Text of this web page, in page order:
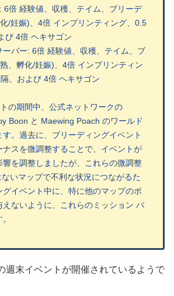
6倍 経験値、収穫、テイム、ブリーデ
/妊娠)、4倍 インプリンティング、0.5
び 4倍 ヘキサゴン
ーバー: 6倍 経験値、収穫、テイム、ブ
、孵化/妊娠)、4倍 インプリンティン
、および 4倍 ヘキサゴン
の期間中、公式ネットワークの
Boon と Maewing Poach のワールド
。過去に、ブリーディングイベント
ナスを微調整することで、イベントが
響を調整しましたが、これらの微調整
いマップで不利な状況につながるた
イベント中に、特に他のマップのボ
えないように、これらのミッション バ
週末イベントが開催されているようで